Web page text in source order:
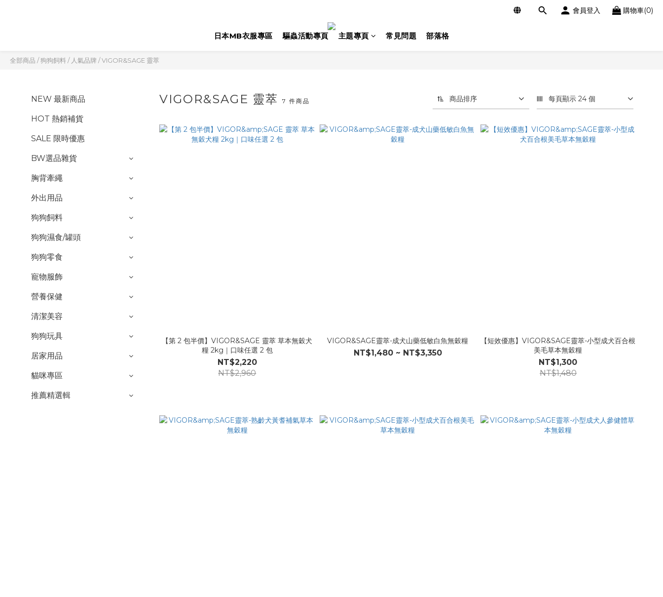
會員登入 購物車(0)
日本MB衣服專區 驅蟲活動專頁 主題專頁 常見問題 部落格
全部商品 /狗狗飼料/ 人氣品牌 /VIGOR&SAGE 靈萃
NEW 最新商品
HOT 熱銷補貨
SALE 限時優惠
BW選品雜貨
胸背牽繩
外出用品
狗狗飼料
狗狗濕食/罐頭
狗狗零食
寵物服飾
營養保健
清潔美容
狗狗玩具
居家用品
貓咪專區
推薦精選輯
VIGOR&SAGE 靈萃7 件商品 商品排序 每頁顯示 24 個
【第 2 包半價】VIGOR&SAGE 靈萃 草本無穀犬
糧 2kg｜口味任選 2 包
NT$2,220
NT$2,960
VIGOR&SAGE靈萃-成犬山藥低敏白魚無穀糧
NT$1,480 ~ NT$3,350
【短效優惠】VIGOR&SAGE靈萃-小型成犬百合根
美毛草本無穀糧
NT$1,300
NT$1,480